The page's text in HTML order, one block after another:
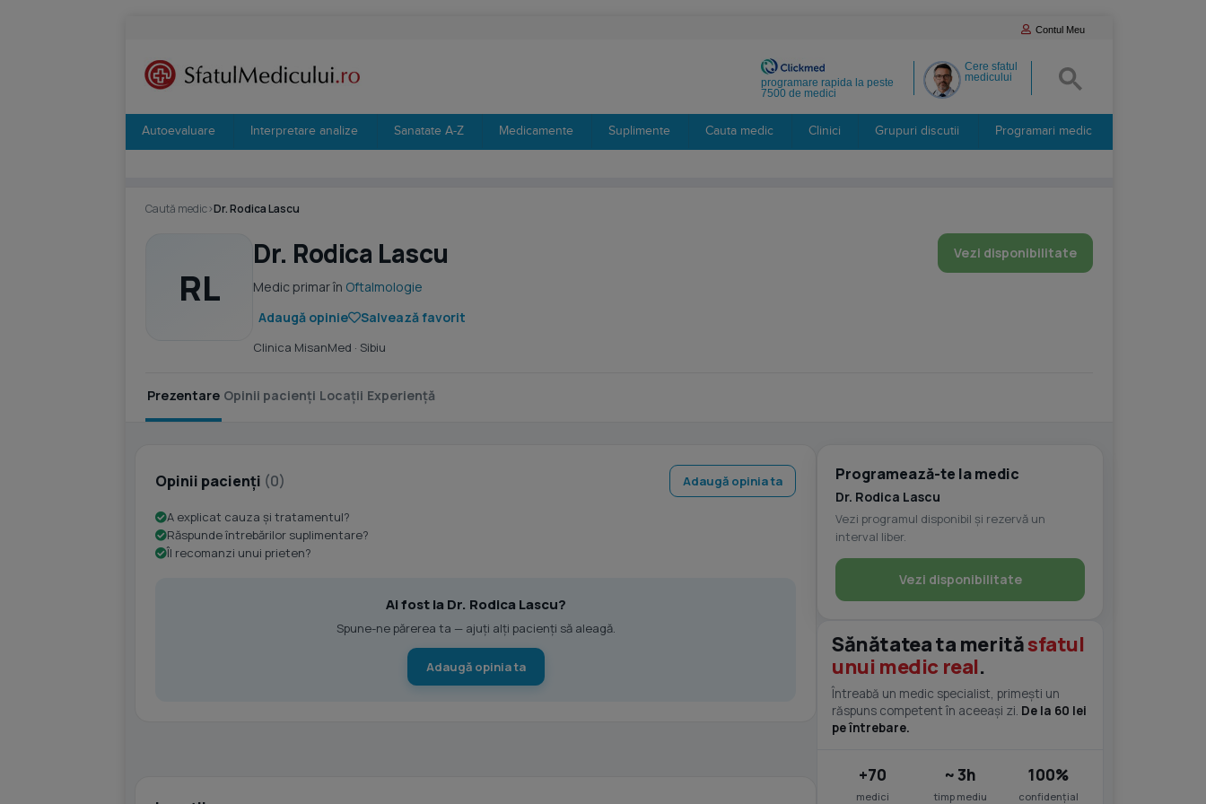
Contul Meu
Cere sfatul
medicului
programare rapida la peste
7500 de medici
Autoevaluare Interpretare analize Sanatate A-Z Medicamente Suplimente Cauta medic Clinici Grupuri discutii Programari medic
Caută medic›Dr. Rodica Lascu
RL
Dr. Rodica Lascu
Medic primar în Oftalmologie
Adaugă opinie
Salvează favorit
Clinica MisanMed · Sibiu
Vezi disponibilitate
Prezentare Opinii pacienți Locații Experiență
Opinii pacienți (0) Adaugă opinia ta
A explicat cauza și tratamentul?
Răspunde întrebărilor suplimentare?
Îl recomanzi unui prieten?
Ai fost la Dr. Rodica Lascu?
Spune-ne părerea ta — ajuți alți pacienți să aleagă.
Adaugă opinia ta
Programează-te la medic
Dr. Rodica Lascu
Vezi programul disponibil și rezervă un
interval liber.
Vezi disponibilitate
Sănătatea ta merităsfatul
unui medic real.
Întreabă un medic specialist, primești un
răspuns competent în aceeași zi. De la 60 lei
pe întrebare.
+70
medici
~ 3h
timp mediu
100%
confidențial